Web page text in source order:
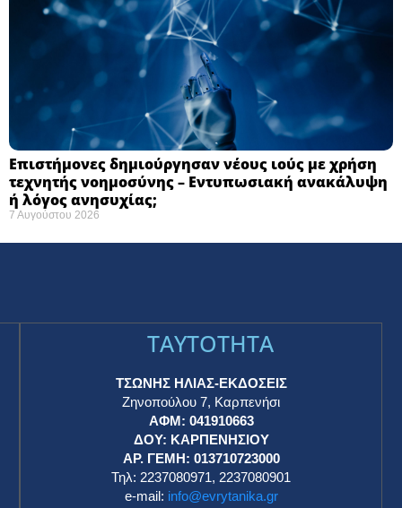
Επιστήμονες δημιούργησαν νέους ιούς με χρήση
τεχνητής νοημοσύνης – Εντυπωσιακή ανακάλυψη
ή λόγος ανησυχίας; ​
7 Αυγούστου 2026
TAYTOTHTA
ΤΣΩΝΗΣ ΗΛΙΑΣ-ΕΚΔΟΣΕΙΣ
Ζηνοπούλου 7, Καρπενήσι
ΑΦΜ: 041910663
ΔΟΥ: ΚΑΡΠΕΝΗΣΙΟΥ
ΑΡ. ΓΕΜΗ: 013710723000
Τηλ: 2237080971, 2237080901
e-mail: info@evrytanika.gr